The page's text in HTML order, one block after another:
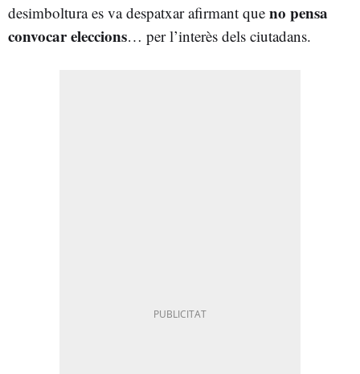
desimboltura es va despatxar afirmant que no pensa
convocar eleccions… per l’interès dels ciutadans.